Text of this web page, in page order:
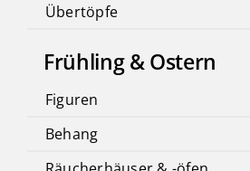
Übertöpfe
Frühling & Ostern
Figuren
Behang